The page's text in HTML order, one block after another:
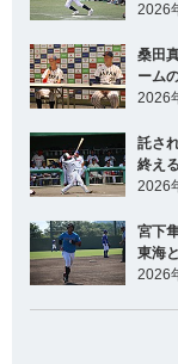
2026
桑田
ーム
2026
託さ
終える
2026
宮下
東海
2026